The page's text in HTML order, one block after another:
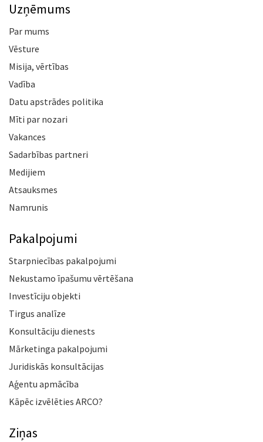
Uzņēmums
Par mums
Vēsture
Misija, vērtības
Vadība
Datu apstrādes politika
Mīti par nozari
Vakances
Sadarbības partneri
Medijiem
Atsauksmes
Namrunis
Pakalpojumi
Starpniecības pakalpojumi
Nekustamo īpašumu vērtēšana
Investīciju objekti
Tirgus analīze
Konsultāciju dienests
Mārketinga pakalpojumi
Juridiskās konsultācijas
Aģentu apmācība
Kāpēc izvēlēties ARCO?
Ziņas